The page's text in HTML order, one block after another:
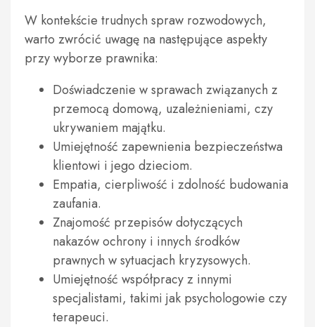
W kontekście trudnych spraw rozwodowych,
warto zwrócić uwagę na następujące aspekty
przy wyborze prawnika:
Doświadczenie w sprawach związanych z
przemocą domową, uzależnieniami, czy
ukrywaniem majątku.
Umiejętność zapewnienia bezpieczeństwa
klientowi i jego dzieciom.
Empatia, cierpliwość i zdolność budowania
zaufania.
Znajomość przepisów dotyczących
nakazów ochrony i innych środków
prawnych w sytuacjach kryzysowych.
Umiejętność współpracy z innymi
specjalistami, takimi jak psychologowie czy
terapeuci.